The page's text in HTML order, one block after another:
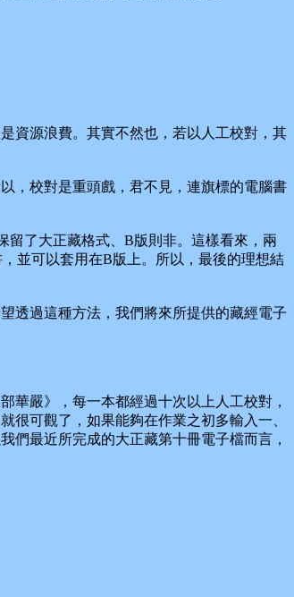
資源浪費。其實不然也，若以人工校對，其
，校對是重頭戲，君不見，連旗標的電腦書
了大正藏格式、B版則非。這樣看來，兩
並可以套用在B版上。所以，最後的理想結
過這種方法，我們將來所提供的藏經電子
嚴》，每一本都經過十次以上人工校對，
很可觀了，如果能夠在作業之初多輸入一、
們最近所完成的大正藏第十冊電子檔而言，